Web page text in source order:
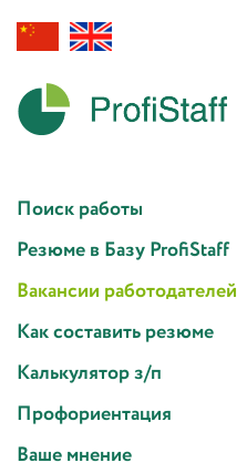
Поиск работы
Резюме в Базу ProfiStaff
Вакансии работодателей
Как составить резюме
Калькулятор з/п
Профориентация
Ваше мнение